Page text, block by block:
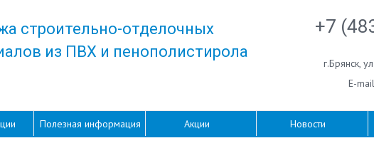
строительно-отделочных
из ПВХ и пенополистирола
+7
г.Брянск,
E-
Полезная информация Акции Новости